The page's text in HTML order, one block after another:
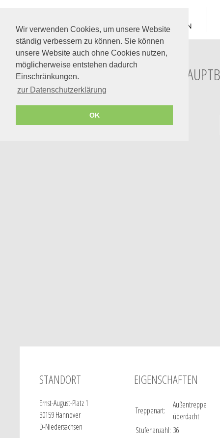
Wir verwenden Cookies, um unsere Website
ständig verbessern zu können. Sie können
unsere Website auch ohne Cookies nutzen,
möglicherweise entstehen dadurch
Einschränkungen.
zur Datenschutzerklärung
OK
TREPPE SUCHEN
STANDORT
Ernst-August-Platz 1
30159 Hannover
D-Niedersachsen
EIGENSCHAFTEN
Treppenart:
Außentreppe
überdacht
Stufenanzahl: 36